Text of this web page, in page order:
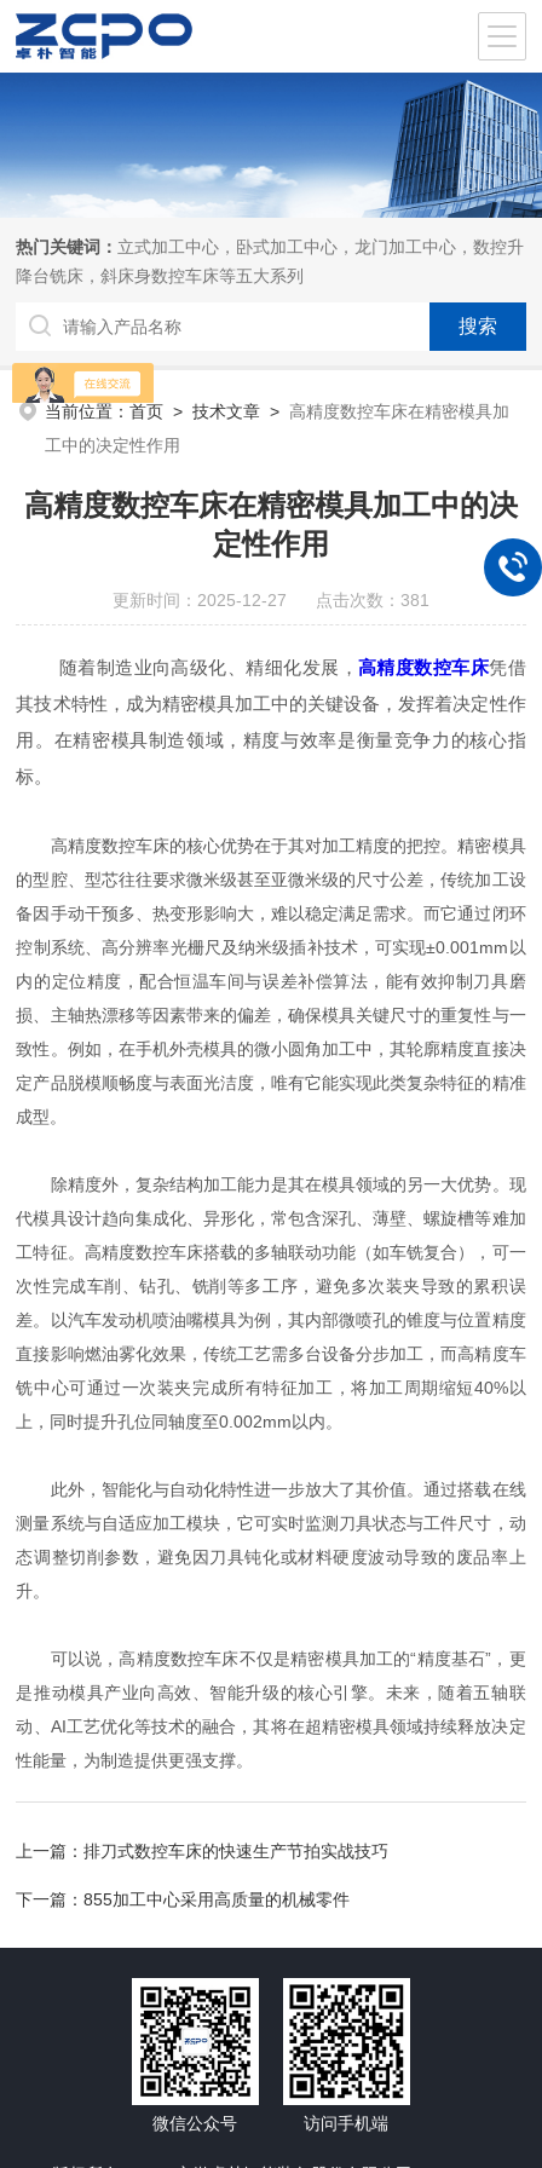
热门关键词： 立式加工中心，卧式加工中心，龙门加工中心，数控升
降台铣床，斜床身数控车床等五大系列
当前位置：首页 >技术文章 > 高精度数控车床在精密模具加
工中的决定性作用
高精度数控车床在精密模具加工中的决
定性作用
更新时间：2025-12-27 点击次数：381
随着制造业向高级化、精细化发展， 高精度数控车床凭借
其技术特性，成为精密模具加工中的关键设备，发挥着决定性作
用。在精密模具制造领域，精度与效率是衡量竞争力的核心指
标。
高精度数控车床的核心优势在于其对加工精度的把控。精密模具
的型腔、型芯往往要求微米级甚至亚微米级的尺寸公差，传统加工设
备因手动干预多、热变形影响大，难以稳定满足需求。而它通过闭环
控制系统、高分辨率光栅尺及纳米级插补技术，可实现±0.001mm以
内的定位精度，配合恒温车间与误差补偿算法，能有效抑制刀具磨
损、主轴热漂移等因素带来的偏差，确保模具关键尺寸的重复性与一
致性。例如，在手机外壳模具的微小圆角加工中，其轮廓精度直接决
定产品脱模顺畅度与表面光洁度，唯有它能实现此类复杂特征的精准
成型。
除精度外，复杂结构加工能力是其在模具领域的另一大优势。现
代模具设计趋向集成化、异形化，常包含深孔、薄壁、螺旋槽等难加
工特征。高精度数控车床搭载的多轴联动功能（如车铣复合），可一
次性完成车削、钻孔、铣削等多工序，避免多次装夹导致的累积误
差。以汽车发动机喷油嘴模具为例，其内部微喷孔的锥度与位置精度
直接影响燃油雾化效果，传统工艺需多台设备分步加工，而高精度车
铣中心可通过一次装夹完成所有特征加工，将加工周期缩短40%以
上，同时提升孔位同轴度至0.002mm以内。
此外，智能化与自动化特性进一步放大了其价值。通过搭载在线
测量系统与自适应加工模块，它可实时监测刀具状态与工件尺寸，动
态调整切削参数，避免因刀具钝化或材料硬度波动导致的废品率上
升。
可以说，高精度数控车床不仅是精密模具加工的“精度基石”，更
是推动模具产业向高效、智能升级的核心引擎。未来，随着五轴联
动、AI工艺优化等技术的融合，其将在超精密模具领域持续释放决定
性能量，为制造提供更强支撑。
上一篇：排刀式数控车床的快速生产节拍实战技巧
下一篇：855加工中心采用高质量的机械零件
微信公众号 访问手机端